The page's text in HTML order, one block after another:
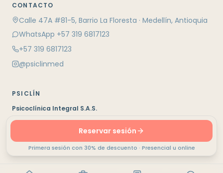
CONTACTO
Calle 47A #81-5, Barrio La Floresta · Medellín, Antioquia
WhatsApp +57 319 6817123
+57 319 6817123
@psiclinmed
PSICLÍN
Psicoclínica Integral S.A.S.
Medellín, Colombia
Directora clínica: Heidy Rodríguez, Psicóloga
Reservar sesión
Primera sesión con 30% de descuento · Presencial u online